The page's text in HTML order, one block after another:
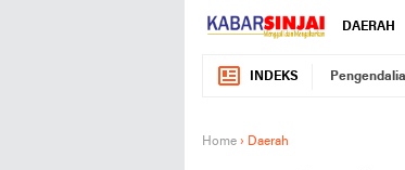
DAERAH
INDEKS
Home › Daerah